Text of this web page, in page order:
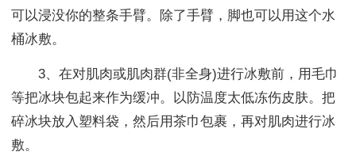
可以浸没你的整条手臂。除了手臂，脚也可以用这个水
桶冰敷。
3、在对肌肉或肌肉群(非全身)进行冰敷前，用毛巾
等把冰块包起来作为缓冲。以防温度太低冻伤皮肤。把
碎冰块放入塑料袋，然后用茶巾包裹，再对肌肉进行冰
敷。